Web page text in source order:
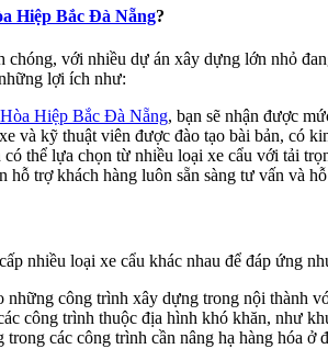
Hiệp Bắc Đà Nẵng?
với nhiều dự án xây dựng lớn nhỏ
lợi ích như:
Hiệp Bắc Đà Nẵng, bạn sẽ nhận được
và kỹ thuật viên được đào tạo bài bản, có
thể lựa chọn từ nhiều loại xe cẩu với tải
hỗ trợ khách hàng luôn sẵn sàng tư vấn và
nhiều loại xe cẩu khác nhau để đáp ứng
công trình xây dựng trong nội thành
công trình thuộc địa hình khó khăn, như
các công trình cần nâng hạ hàng hóa